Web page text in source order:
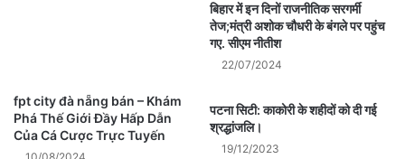
बिहार में इन दिनों राजनीतिक सरगर्मी
तेज;मंत्री अशोक चौधरी के बंगले पर पहुंच
गए. सीएम नीतीश
22/07/2024
fpt city đà nẵng bán – Khám
Phá Thế Giới Đầy Hấp Dẫn
Của Cá Cược Trực Tuyến
पटना सिटी: काकोरी के शहीदों को दी गई
श्रद्धांजलि।
19/12/2023